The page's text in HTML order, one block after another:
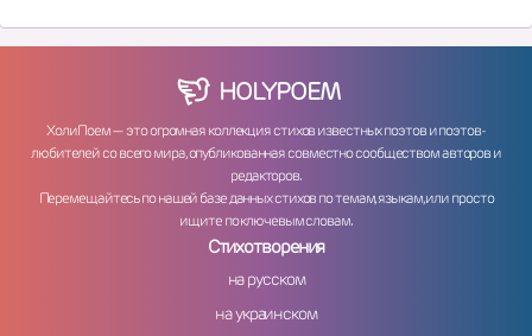
HOLYPOEM
ХолиПоем — это огромная коллекция стихов известных поэтов и поэтов-
любителей со всего мира, опубликованная совместно сообществом авторов и
редакторов.
Перемещайтесь по нашей базе данных стихов по темам, языкам, или просто
ищите по ключевым словам.
Стихотворения
на русском
на украинском